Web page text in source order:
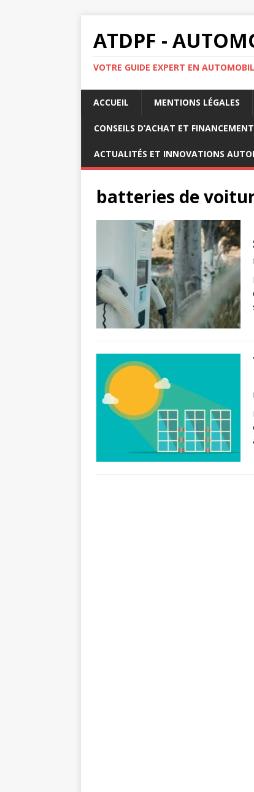
ATDPF -
VOTRE GUIDE EXPERT EN
ACCUEIL MENTIONS LÉGALES
CONSEILS D’ACHAT ET
ACTUALITÉS ET INNOVATIONS
batteries de